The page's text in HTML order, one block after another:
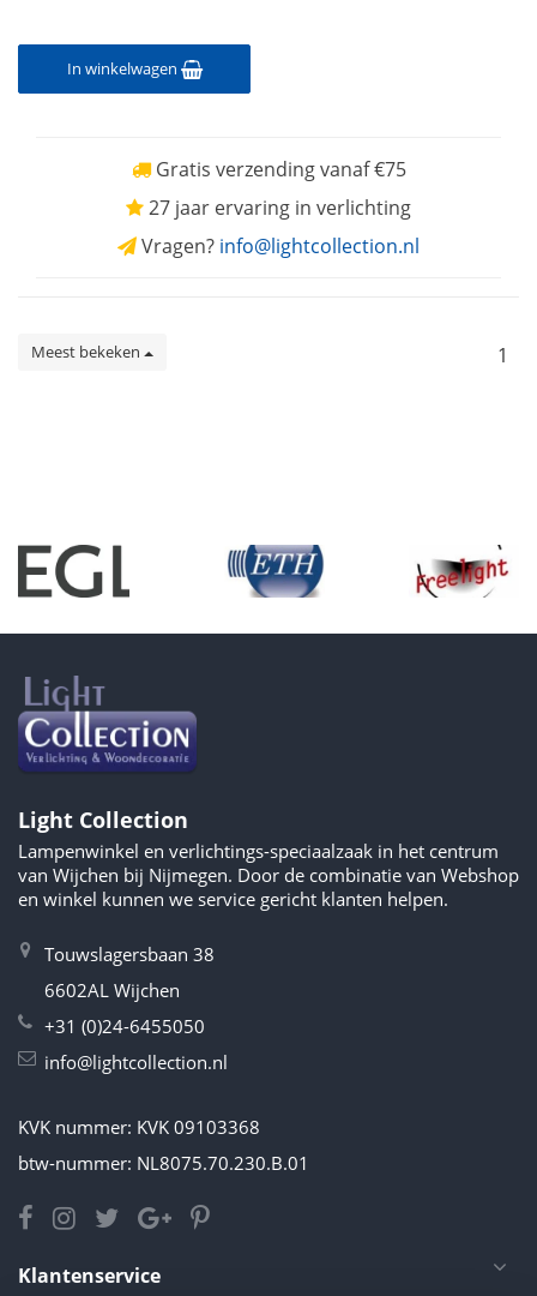
In winkelwagen
Gratis verzending vanaf €75
27 jaar ervaring in verlichting
Vragen? info@lightcollection.nl
Meest bekeken 1
Light Collection
Lampenwinkel en verlichtings-speciaalzaak in het centrum
van Wijchen bij Nijmegen. Door de combinatie van Webshop
en winkel kunnen we service gericht klanten helpen.
Touwslagersbaan 38
6602AL Wijchen
+31 (0)24-6455050
info@lightcollection.nl
KVK nummer: KVK 09103368
btw-nummer: NL8075.70.230.B.01
Klantenservice